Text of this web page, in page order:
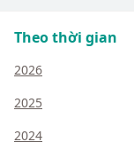
Theo thời gian
2026
2025
2024